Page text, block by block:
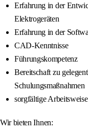
Erfahrung in der
Elektrogeräten
Erfahrung in der
CAD-Kenntnisse
Führungskompetenz
Bereitschaft zu
Schulungsmaßnahmen
sorgfältige Arbeitsweise
Wir bieten Ihnen: